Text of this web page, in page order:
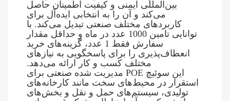
بین‌المللی ایمنی و کیفیت اطمینان حاصل
می‌کند و آن را به انتخابی ایده‌آل برای
کاربردهای مختلف صنعتی تبدیل می‌کند. با
توانایی تامین 1000 عدد در ماه و حداقل مقدار
سفارش فقط 1 عدد، گزینه‌های خرید
انعطاف‌پذیری را برای پاسخگویی به نیازهای
مختلف کسب و کار ارائه می‌دهد.
این سوئیچ POE مدیریت شده صنعتی برای
استقرار در محیط‌های سخت مانند کارخانه‌های
تولیدی، سیستم‌های حمل و نقل و بخش‌های